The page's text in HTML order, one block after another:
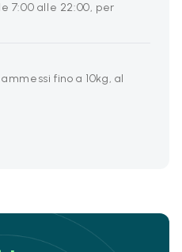
7:00 alle 22:00, per
fino a 10kg, al